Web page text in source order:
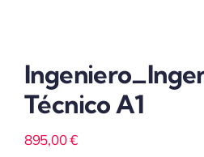
Técnico A1
895,00€